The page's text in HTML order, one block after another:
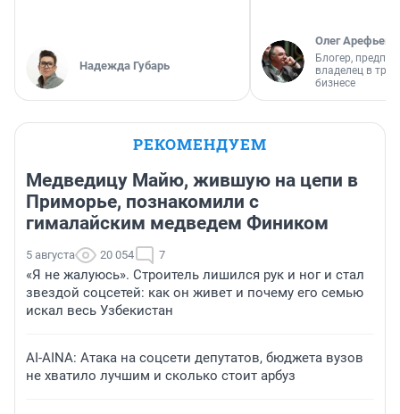
Надежда Губарь
Олег Арефьев
Блогер,
владелец в
бизнесе
РЕКОМЕНДУЕМ
Медведицу Майю, жившую на цепи в
Приморье, познакомили с
гималайским медведем Фиником
5 августа 20 054 7
«Я не жалуюсь». Строитель лишился рук и ног и стал
звездой соцсетей: как он живет и почему его семью
искал весь Узбекистан
AI-AINA: Атака на соцсети депутатов, бюджета вузов
не хватило лучшим и сколько стоит арбуз